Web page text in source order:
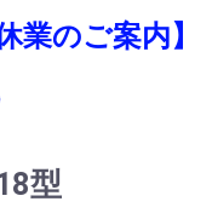
業のご案内】
型